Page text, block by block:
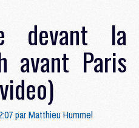
devant la
avant Paris
parMatthieu Hummel